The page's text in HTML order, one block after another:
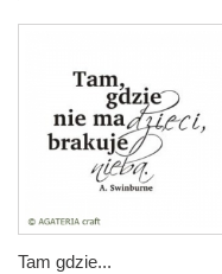
Tam gdzie...